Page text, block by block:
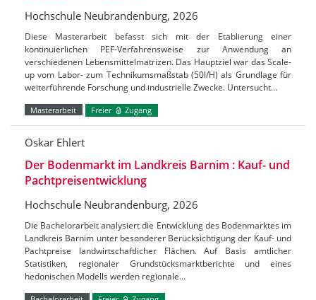
Hochschule Neubrandenburg, 2026
Diese Masterarbeit befasst sich mit der Etablierung einer
kontinuierlichen PEF-Verfahrensweise zur Anwendung an
verschiedenen Lebensmittelmatrizen. Das Hauptziel war das Scale-
up vom Labor- zum Technikumsmaßstab (50l/H) als Grundlage für
weiterführende Forschung und industrielle Zwecke. Untersucht…
Masterarbeit Freier Zugang
Oskar Ehlert
Der Bodenmarkt im Landkreis Barnim : Kauf- und
Pachtpreisentwicklung
Hochschule Neubrandenburg, 2026
Die Bachelorarbeit analysiert die Entwicklung des Bodenmarktes im
Landkreis Barnim unter besonderer Berücksichtigung der Kauf- und
Pachtpreise landwirtschaftlicher Flächen. Auf Basis amtlicher
Statistiken, regionaler Grundstücksmarktberichte und eines
hedonischen Modells werden regionale…